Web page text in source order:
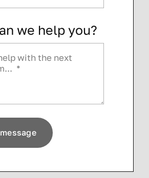
we help you?